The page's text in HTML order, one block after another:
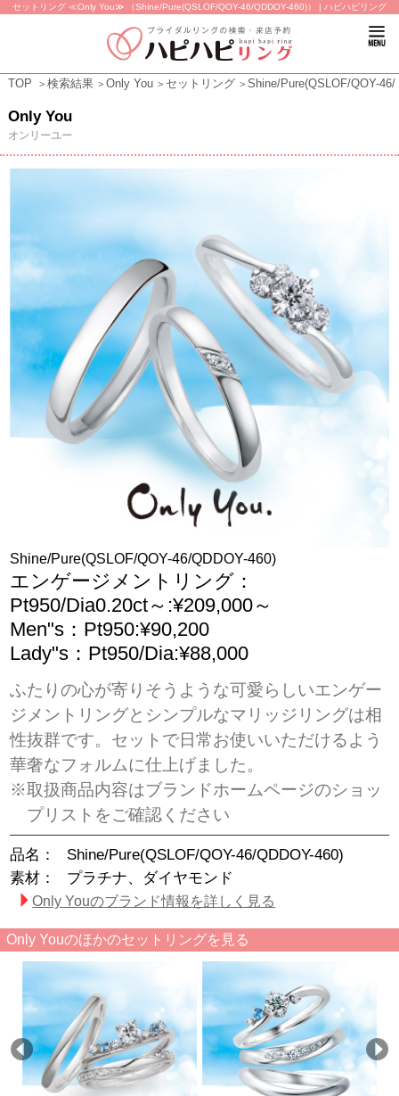
セットリング ≪Only You≫ （Shine/Pure(QSLOF/QOY-46/QDDOY-460)） | ハピハピリング
TOP 検索結果 Only You セットリング Shine/Pure(QSLOF/QOY-46/
Only You
オンリーユー
Shine/Pure(QSLOF/QOY-46/QDDOY-460)
エンゲージメントリング：
Pt950/Dia0.20ct～:¥209,000～
Men"s：Pt950:¥90,200
Lady"s：Pt950/Dia:¥88,000
ふたりの心が寄りそうような可愛らしいエンゲー
ジメントリングとシンプルなマリッジリングは相
性抜群です。セットで日常お使いいただけるよう
華奢なフォルムに仕上げました。
※取扱商品内容はブランドホームページのショッ
プリストをご確認ください
品名：
Shine/Pure(QSLOF/QOY-46/QDDOY-460)
素材：
プラチナ、ダイヤモンド
Only Youのブランド情報を詳しく見る
Only Youのほかのセットリングを見る